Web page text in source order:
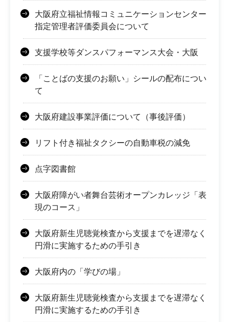
大阪府立福祉情報コミュニケーションセンター
指定管理者評価委員会について
支援学校等ダンスパフォーマンス大会・大阪
「ことばの支援のお願い」シールの配布につい
て
大阪府建設事業評価について（事後評価）
リフト付き福祉タクシーの自動車税の減免
点字図書館
大阪府障がい者舞台芸術オープンカレッジ「表
現のコース」
大阪府新生児聴覚検査から支援までを遅滞なく
円滑に実施するための手引き
大阪府内の「学びの場」
大阪府新生児聴覚検査から支援までを遅滞なく
円滑に実施するための手引き